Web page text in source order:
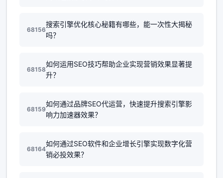
68156
搜索引擎优化核心秘籍有哪些，能一次性大揭秘
吗？
68158
如何运用SEO技巧帮助企业实现营销效果显著提
升？
68159
如何通过品牌SEO代运营，快速提升搜索引擎影
响力加速器效果？
68164
如何通过SEO软件和企业增长引擎实现数字化营
销必投效果？